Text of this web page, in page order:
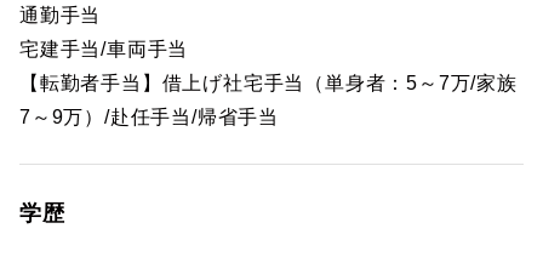
通勤手当
宅建手当/車両手当
【転勤者手当】借上げ社宅手当（単身者：5～7万/家族
7～9万）/赴任手当/帰省手当
学歴